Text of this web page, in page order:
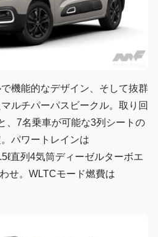
機能的なデザイン、そして抜群
ルチパーパスビークル。取り回
、7名乗車が可能な3列シートの
パワートレインは
直列4気筒ディーゼルターボエ
せ。WLTCモード燃費は